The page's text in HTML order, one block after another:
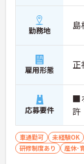
勤務地 島
雇用形態 正
応募要件
■
許
車通勤可 未経験OK
研修制度あり
産休･